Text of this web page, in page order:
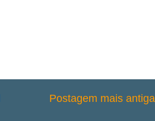
Postagem mais antiga